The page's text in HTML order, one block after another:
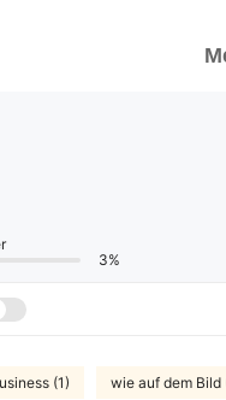
3%
(1) wie auf dem Bild